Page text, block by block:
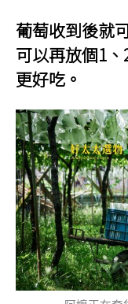
葡萄收到後就
可以再放個1
更好吃。